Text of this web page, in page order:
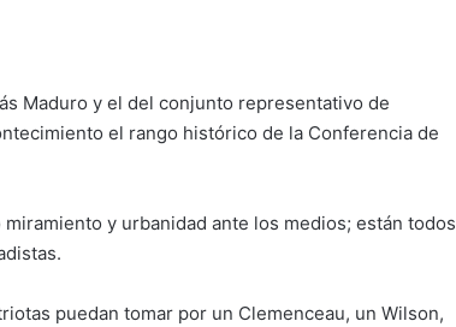
Maduro y el del conjunto representativo de
el rango histórico de la Conferencia de
y urbanidad ante los medios; están todos
puedan tomar por un Clemenceau, un Wilson,